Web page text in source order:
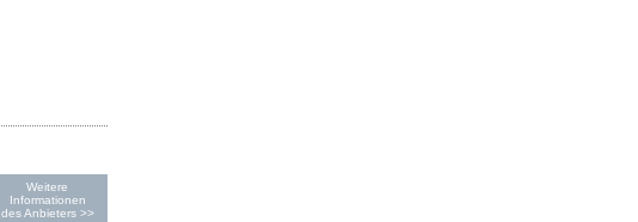
Weitere
Informationen
des Anbieters >>